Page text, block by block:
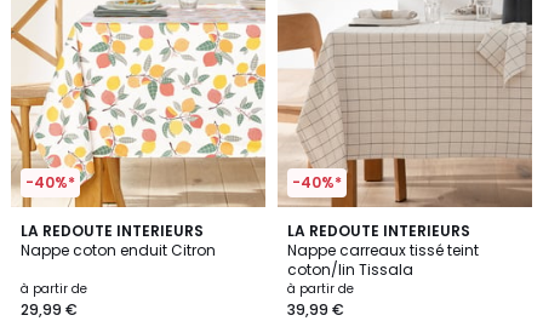
-40%*
LA REDOUTE INTERIEURS
Nappe coton enduit Citron
à partir de
29,99 €
4,2
/ 5
-40%*
LA REDOUTE INTERIEURS
Nappe carreaux tissé teint
coton/lin Tissala
à partir de
39,99 €
4
/
5